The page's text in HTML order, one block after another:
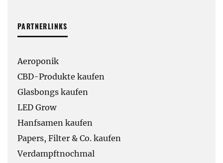
PARTNERLINKS
Aeroponik
CBD-Produkte kaufen
Glasbongs kaufen
LED Grow
Hanfsamen kaufen
Papers, Filter & Co. kaufen
Verdampftnochmal